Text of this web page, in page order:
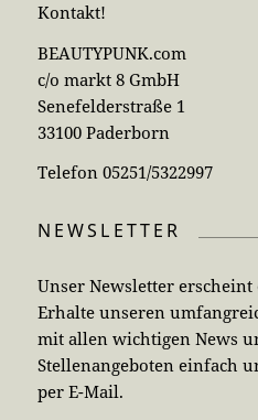
Kontakt!
BEAUTYPUNK.com
c/o markt 8 GmbH
Senefelderstraße 1
33100 Paderborn
Telefon 05251/5322997
NEWSLETTER
Unser Newsletter
Erhalte unseren
mit allen wichtigen News
Stellenangeboten einfach
per E-Mail.